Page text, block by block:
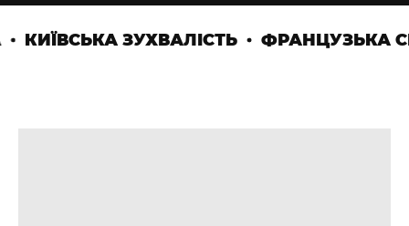
КИЇВСЬКА ЗУХВАЛІСТЬ ФРАНЦУЗЬКА